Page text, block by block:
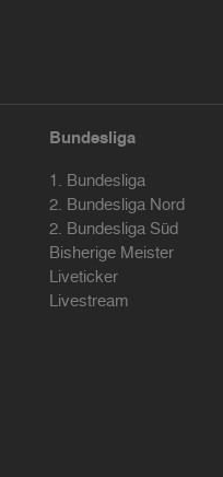
Bundesliga
1. Bundesliga
2. Bundesliga Nord
2. Bundesliga Süd
Bisherige Meister
Liveticker
Livestream